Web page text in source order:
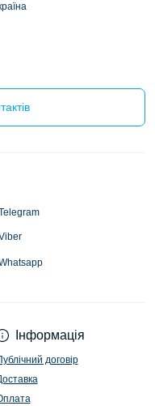
Інформація
договір